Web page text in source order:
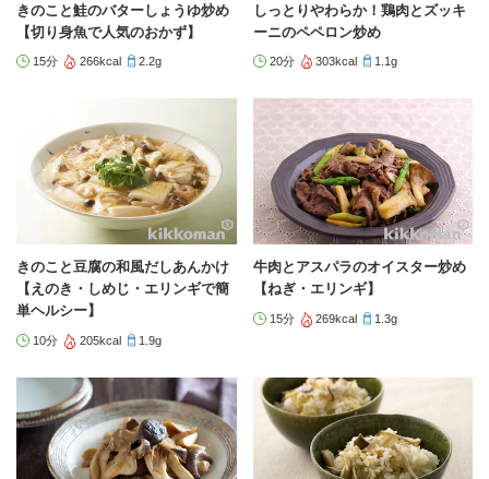
きのこと鮭のバターしょうゆ炒め
【切り身魚で人気のおかず】
15分 266kcal 2.2g
しっとりやわらか！鶏肉とズッキ
ーニのペペロン炒め
20分 303kcal 1.1g
きのこと豆腐の和風だしあんかけ
【えのき・しめじ・エリンギで簡
単ヘルシー】
10分 205kcal 1.9g
牛肉とアスパラのオイスター炒め
【ねぎ・エリンギ】
15分 269kcal 1.3g